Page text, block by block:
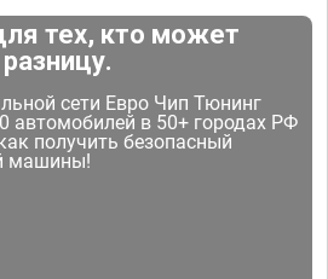
тех, кто может
сети Евро Чип Тюнинг
автомобилей в 50+ городах РФ
получить безопасный
машины!